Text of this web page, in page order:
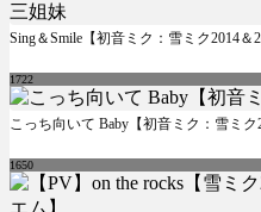
Sing＆Smile【初音ミク：雪ミク2014＆
1722
こっち向いて Baby【初音ミク：雪ミク
1650